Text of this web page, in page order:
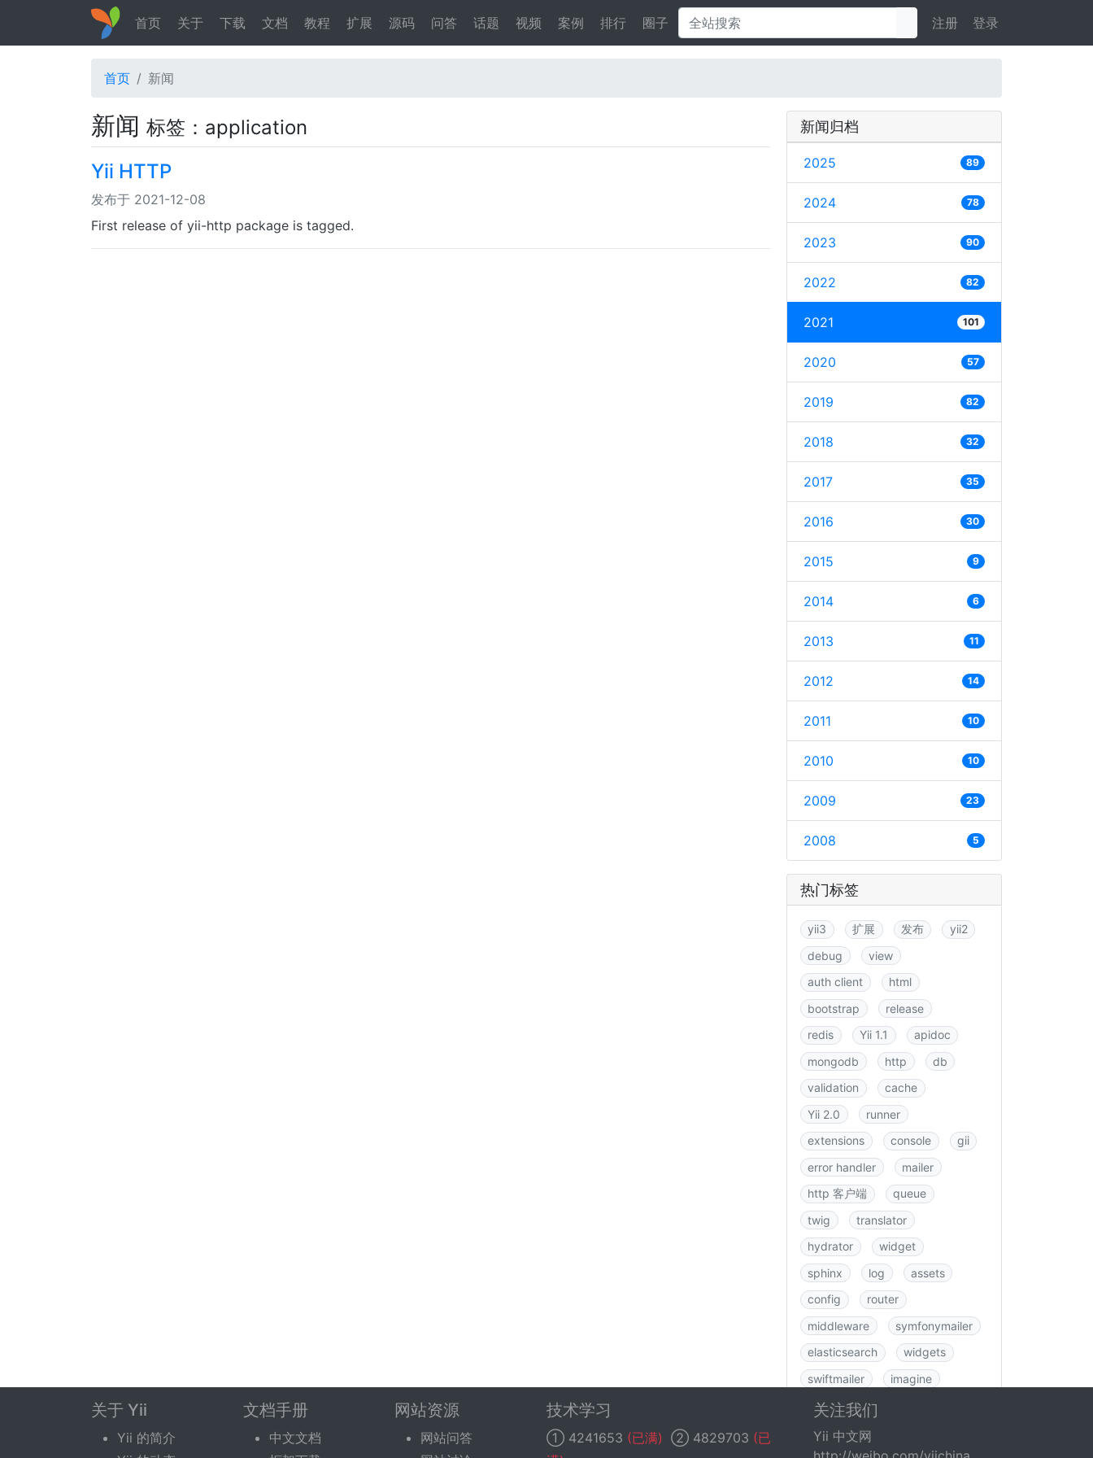
首页 关于 下载 文档 教程 扩展 源码 问答 话题 视频 案例 排行 圈子 注册 登录
首页 新闻
新闻 标签：application
Yii HTTP
发布于 2021-12-08
First release of yii-http package is tagged.
新闻归档
2025 89
2024 78
2023 90
2022 82
2021 101
2020 57
2019 82
2018 32
2017 35
2016 30
2015 9
2014 6
2013 11
2012 14
2011 10
2010 10
2009 23
2008 5
热门标签
yii3 扩展 发布
yii2
debug
view
auth client
html
bootstrap
release
redis
Yii 1.1
apidoc
mongodb
http
db
validation
cache
Yii 2.0
runner
extensions
console
gii
error handler
mailer
http 客户端
queue
twig
translator
hydrator
widget
sphinx
log
assets
config
router
middleware
symfonymailer
elasticsearch
widgets
swiftmailer
imagine
图书
rbac
data
csrf
关于 Yii
Yii 的简介
文档手册
中文文档
网站资源
网站问答
技术学习
① 4241653 (已满) ② 4829703 (已
关注我们
Yii 中文网